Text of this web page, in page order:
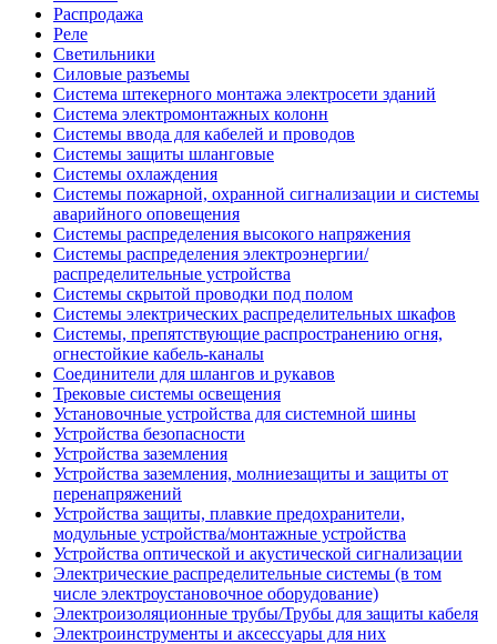
Распродажа
Реле
Светильники
Силовые разъемы
Система штекерного монтажа электросети зданий
Система электромонтажных колонн
Системы ввода для кабелей и проводов
Системы защиты шланговые
Системы охлаждения
Системы пожарной, охранной сигнализации и системы
аварийного оповещения
Системы распределения высокого напряжения
Системы распределения электроэнергии/
распределительные устройства
Системы скрытой проводки под полом
Системы электрических распределительных шкафов
Системы, препятствующие распространению огня,
огнестойкие кабель-каналы
Соединители для шлангов и рукавов
Трековые системы освещения
Установочные устройства для системной шины
Устройства безопасности
Устройства заземления
Устройства заземления, молниезащиты и защиты от
перенапряжений
Устройства защиты, плавкие предохранители,
модульные устройства/монтажные устройства
Устройства оптической и акустической сигнализации
Электрические распределительные системы (в том
числе электроустановочное оборудование)
Электроизоляционные трубы/Трубы для защиты кабеля
Электроинструменты и аксессуары для них